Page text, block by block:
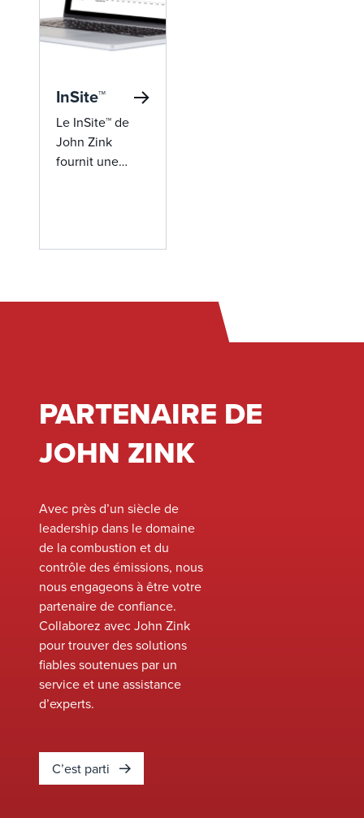
élevée.
InSite™
Le InSite™ de
John Zink
fournit une
l’équipement,
grâce aux
distance et à
PARTENAIRE DE
JOHN ZINK
Avec près d’un siècle de
leadership dans le domaine
de la combustion et du
contrôle des émissions, nous
nous engageons à être votre
partenaire de confiance.
Collaborez avec John Zink
pour trouver des solutions
fiables soutenues par un
service et une assistance
d’experts.
C’est parti